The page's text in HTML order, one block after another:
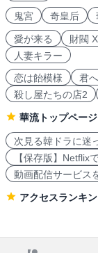
鬼宮
奇皇后
愛が来る 財閥
人妻キラー
恋は飴模様
君
殺し屋たちの店2
華流トップページ
次見る韓ドラに迷
【保存版】Netflix
動画配信サービス
アクセスランキ